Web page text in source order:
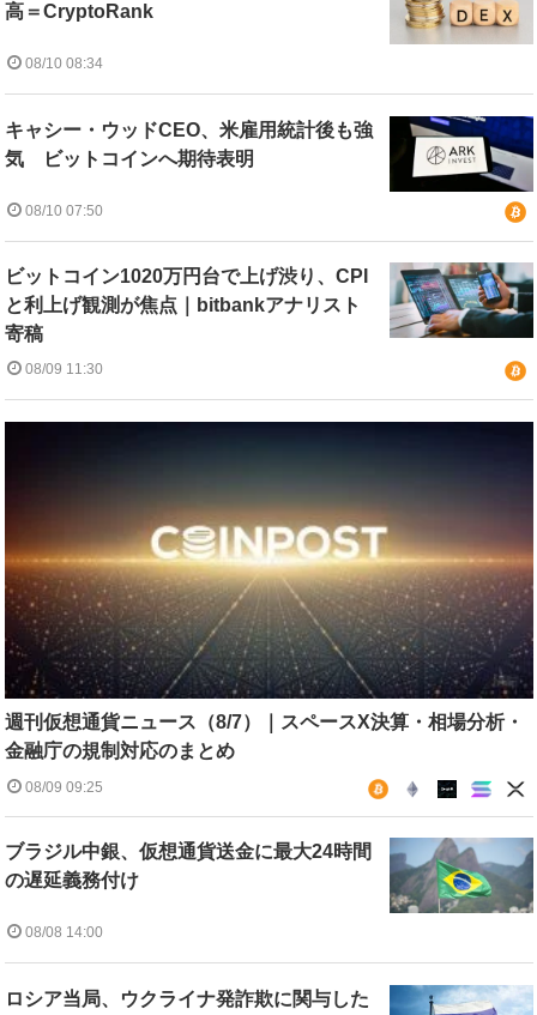
高＝CryptoRank
08/10 08:34
キャシー・ウッドCEO、米雇用統計後も強
気 ビットコインへ期待表明
08/10 07:50
ビットコイン1020万円台で上げ渋り、CPI
と利上げ観測が焦点｜bitbankアナリスト
寄稿
08/09 11:30
週刊仮想通貨ニュース（8/7）｜スペースX決算・相場分析・
金融庁の規制対応のまとめ
08/09 09:25
ブラジル中銀、仮想通貨送金に最大24時間
の遅延義務付け
08/08 14:00
ロシア当局、ウクライナ発詐欺に関与した